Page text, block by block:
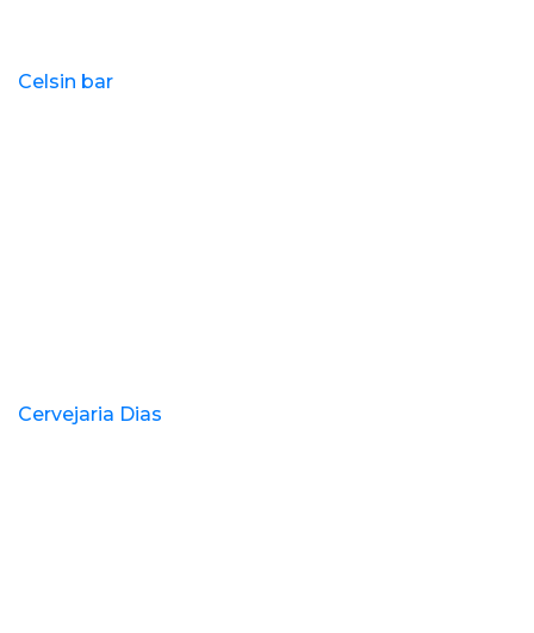
Celsin bar
Cervejaria Dias